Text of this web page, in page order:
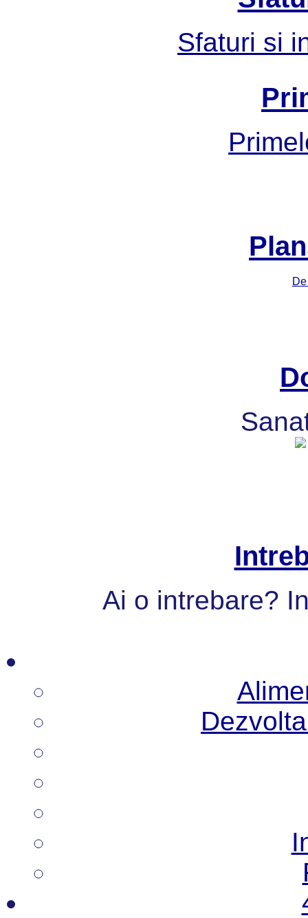
Sfaturi si
Ai o intrebare?